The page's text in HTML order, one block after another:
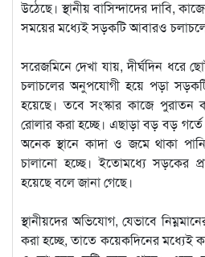
উঠেছে। স্থানীয় বাসিন্দাদের দাবি,
সময়ের মধ্যেই সড়কটি আবারও
সরেজমিনে দেখা যায়, দীর্ঘদিন ধরে
চলাচলের অনুপযোগী হয়ে পড়া
হয়েছে। তবে সংস্কার কাজে পুরাতন
রোলার করা হচ্ছে। এছাড়া বড় বড় গর্তে
অনেক স্থানে কাদা ও জমে থাকা
চালানো হচ্ছে। ইতোমধ্যে সড়কের
হয়েছে বলে জানা গেছে।
স্থানীয়দের অভিযোগ, যেভাবে
করা হচ্ছে, তাতে কয়েকদিনের মধ্যেই